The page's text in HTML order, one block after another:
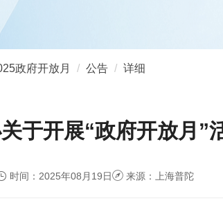
政府开放月 公告 详细
于开展“政府开放月”
时间：2025年08月19日 来源：上海普陀